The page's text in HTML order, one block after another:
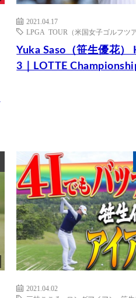
2021.04.17
LPGA TOUR（米国女子ゴルフツア
Yuka Saso（笹生優花
3｜LOTTE
2021.04.02